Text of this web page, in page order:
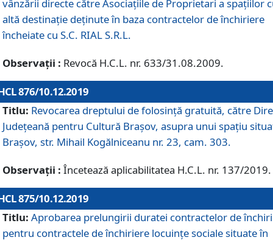
vânzării directe către Asociațiile de Proprietari a spațiilor
altă destinație deținute în baza contractelor de închiriere
încheiate cu S.C. RIAL S.R.L.
Observații : Revocă H.C.L. nr. 633/31.08.2009.
876/10.12.2019
Titlu: Revocarea dreptului de folosinţă gratuită, către
Judeţeană pentru Cultură Braşov, asupra unui spaţiu
Braşov, str. Mihail Kogălniceanu nr. 23, cam. 303.
Observații : Încetează aplicabilitatea H.C.L. nr. 137/2019.
875/10.12.2019
Titlu: Aprobarea prelungirii duratei contractelor de
pentru contractele de închiriere locuinţe sociale situate în